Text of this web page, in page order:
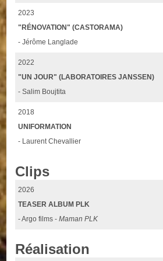
2023
"RÉNOVATION" (CASTORAMA)
- Jérôme Langlade
2022
"UN JOUR" (LABORATOIRES JANSSEN)
- Salim Boujtita
2018
UNIFORMATION
- Laurent Chevallier
Clips
2026
TEASER ALBUM PLK
- Argo films -Maman PLK
Réalisation